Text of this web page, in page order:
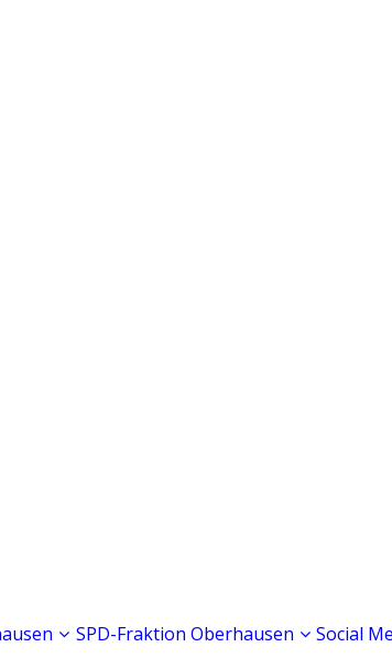
SPD-Fraktion Oberhausen Social